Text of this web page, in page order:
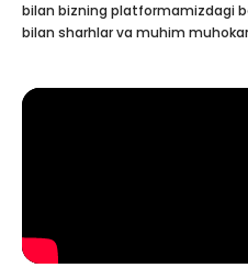
bilan bizning platformamizdagi
bilan sharhlar va muhim